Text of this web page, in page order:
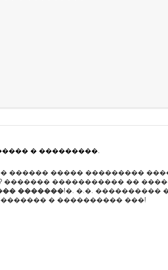
� ���������.
������ ����� ���������
����������� ��
�������!�. �.�. ����������
� ���������� ���!